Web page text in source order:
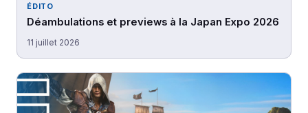
ÉDITO
Déambulations et previews à la Japan Expo 2026
11 juillet 2026